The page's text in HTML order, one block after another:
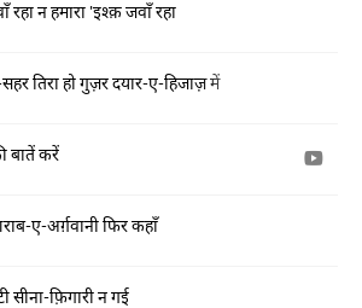
रहा न हमारा 'इश्क़ जवाँ रहा
तिरा हो गुज़र दयार-ए-हिजाज़ में
बातें करें
ए-अर्ग़वानी फिर कहाँ
सीना-फ़िगारी न गई